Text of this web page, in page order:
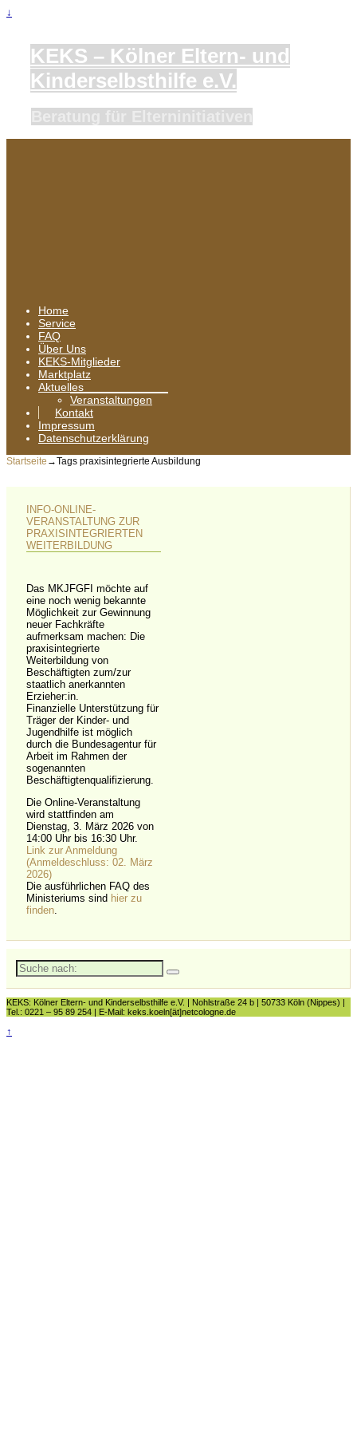
↓
KEKS – Kölner Eltern- und
Kinderselbsthilfe e.V.
Home
Service
FAQ
Über Uns
KEKS-Mitglieder
Marktplatz
Aktuelles
Veranstaltungen
Kontakt
Impressum
Datenschutzerklärung
Startseite →Tags praxisintegrierte Ausbildung
INFO-ONLINE-
VERANSTALTUNG ZUR
PRAXISINTEGRIERTEN
WEITERBILDUNG
Das MKJFGFI möchte auf
eine noch wenig bekannte
Möglichkeit zur Gewinnung
neuer Fachkräfte
aufmerksam machen: Die
praxisintegrierte
Weiterbildung von
Beschäftigten zum/zur
staatlich anerkannten
Erzieher:in.
Finanzielle Unterstützung für
Träger der Kinder- und
Jugendhilfe ist möglich
durch die Bundesagentur für
Arbeit im Rahmen der
sogenannten
Beschäftigtenqualifizierung.
Die Online-Veranstaltung
wird stattfinden am
Dienstag, 3. März 2026 von
14:00 Uhr bis 16:30 Uhr.
Link zur Anmeldung
(Anmeldeschluss: 02. März
2026)
Die ausführlichen FAQ des
Ministeriums sind hier zu
finden
Suche
nach:
KEKS: Kölner Eltern- und Kinderselbsthilfe e.V. | Nohlstraße 24 b | 50733 Köln (Nippes) |
Tel.: 0221 – 95 89 254 | E-Mail: keks.koeln[ät]netcologne.de
↑